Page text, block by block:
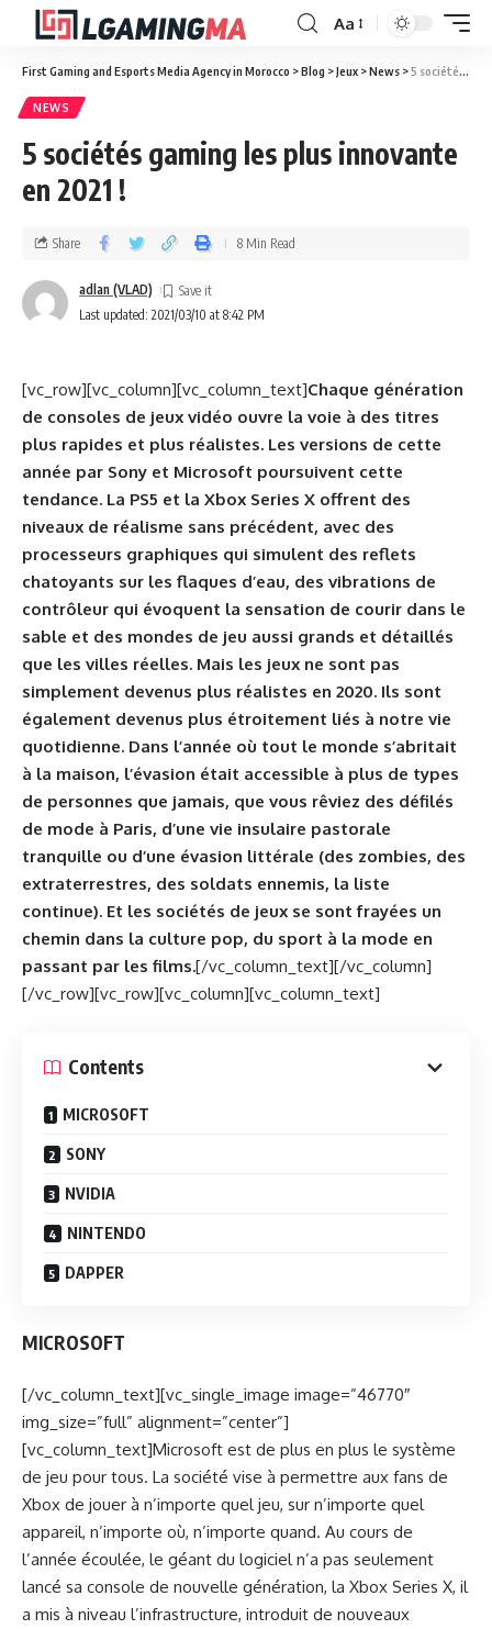
Aa
First Gaming and Esports Media Agency in Morocco >Blog >Jeux >News >5 sociétés gaming les plus innovante en 2021 !
NEWS
5 sociétés gaming les plus innovante
en 2021 !
Last updated: 2021/03/10 at 8:42 PM
adlan (VLAD)
Share 8 Min Read
[vc_row][vc_column][vc_column_text]Chaque génération
de consoles de jeux vidéo ouvre la voie à des titres
plus rapides et plus réalistes. Les versions de cette
année par Sony et Microsoft poursuivent cette
tendance. La PS5 et la Xbox Series X offrent des
niveaux de réalisme sans précédent, avec des
processeurs graphiques qui simulent des reflets
chatoyants sur les flaques d’eau, des vibrations de
contrôleur qui évoquent la sensation de courir dans le
sable et des mondes de jeu aussi grands et détaillés
que les villes réelles. Mais les jeux ne sont pas
simplement devenus plus réalistes en 2020. Ils sont
également devenus plus étroitement liés à notre vie
quotidienne. Dans l’année où tout le monde s’abritait
à la maison, l’évasion était accessible à plus de types
de personnes que jamais, que vous rêviez des défilés
de mode à Paris, d’une vie insulaire pastorale
tranquille ou d’une évasion littérale (des zombies, des
extraterrestres, des soldats ennemis, la liste
continue). Et les sociétés de jeux se sont frayées un
chemin dans la culture pop, du sport à la mode en
passant par les films.[/vc_column_text][/vc_column]
[/vc_row][vc_row][vc_column][vc_column_text]
Contents
MICROSOFT
SONY
NVIDIA
NINTENDO
DAPPER
MICROSOFT
[/vc_column_text][vc_single_image image=”46770″
img_size=”full” alignment=”center”]
[vc_column_text]Microsoft est de plus en plus le système
de jeu pour tous. La société vise à permettre aux fans de
Xbox de jouer à n’importe quel jeu, sur n’importe quel
appareil, n’importe où, n’importe quand. Au cours de
l’année écoulée, le géant du logiciel n’a pas seulement
lancé sa console de nouvelle génération, la Xbox Series X, il
a mis à niveau l’infrastructure, introduit de nouveaux